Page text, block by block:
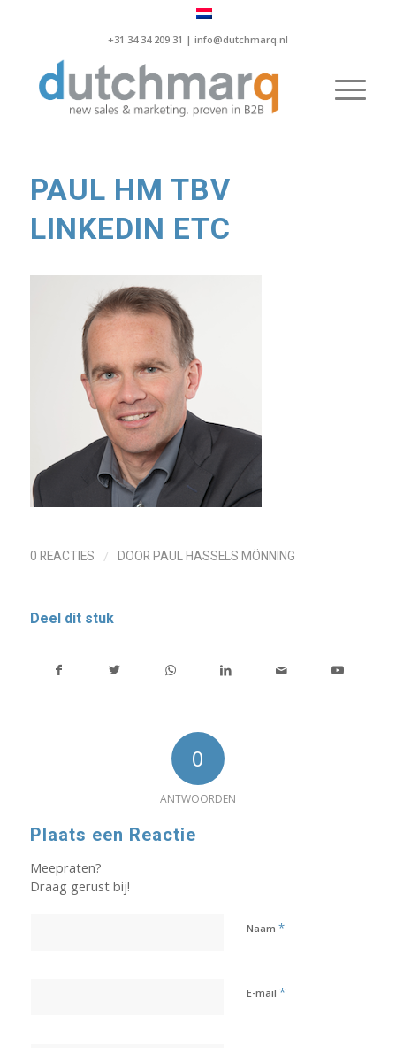
+31 34 34 209 31 | info@dutchmarq.nl
PAUL HM TBV
LINKEDIN ETC
0 REACTIES / DOOR PAUL HASSELS MÖNNING
Deel dit stuk
0
ANTWOORDEN
Plaats een Reactie
Meepraten?
Draag gerust bij!
Naam *
E-mail *